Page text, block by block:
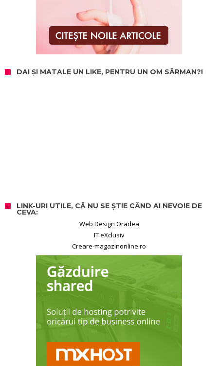
DAI ȘI MATALE UN LIKE, PENTRU UN OM SĂRMAN?!
LINK-URI UTILE, CĂ NU SE ȘTIE CÂND AI NEVOIE DE
CEVA:
Web Design Oradea
IT eXclusiv
Creare-magazinonline.ro